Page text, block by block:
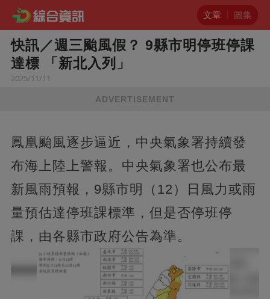
文章 圖集
快訊／週三颱風假？ 9縣市明停班停課
達標 「新北入列」
2025/11/11
ADVERTISEMENT
鳳凰颱風逐步逼近，中央氣象署持續發
布海上陸上警報。中央氣象署也公布最
新風雨預報，9縣市明（12）日風力或雨
量預估達停班課標準，但是否停班停
課，由各縣市政府公告為準。